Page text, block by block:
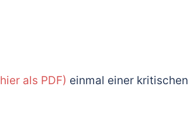
als PDF) einmal einer kritischen